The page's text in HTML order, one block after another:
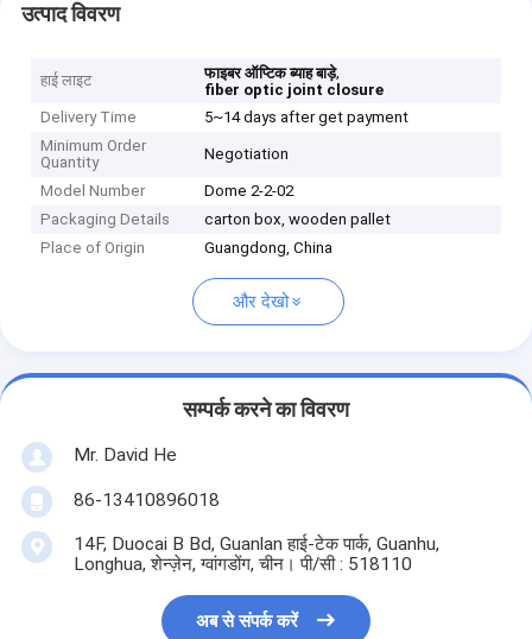
उत्पाद विवरण
हाई लाइट फाइबर ऑप्टिक ब्याह बाड़े,
fiber optic joint closure
Delivery Time
5~14 days after get payment
Minimum Order
Quantity
Negotiation
Model Number
Dome 2-2-02
Packaging Details
carton box, wooden pallet
Place of Origin
Guangdong, China
और देखो
सम्पर्क करने का विवरण
Mr. David He
86-13410896018
14F, Duocai B Bd, Guanlan हाई-टेक पार्क, Guanhu,
Longhua, शेन्ज़ेन, ग्वांगडोंग, चीन। पी/सी : 518110
अब से संपर्क करें